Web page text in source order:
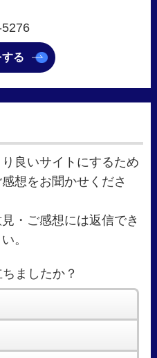
る
良いサイトにするため
想をお聞かせくださ
・ご感想には返信でき
。
ましたか？